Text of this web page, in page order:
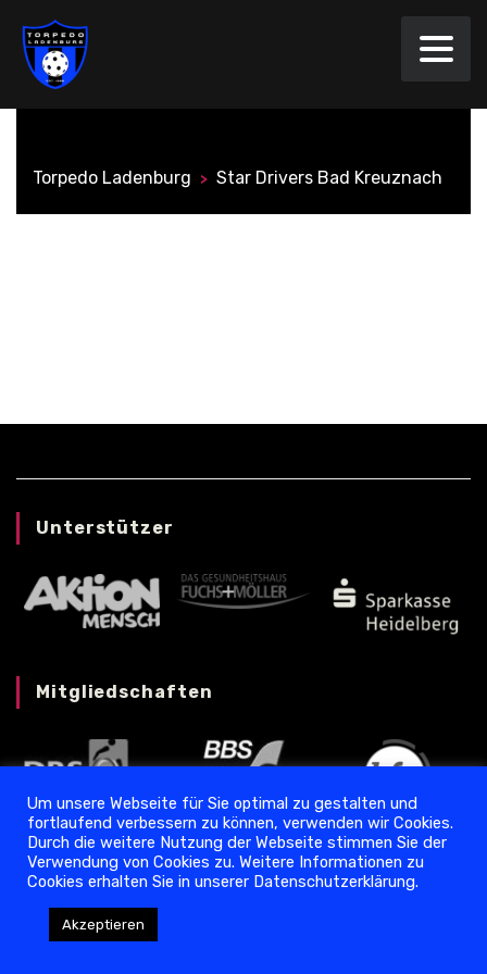
Torpedo Ladenburg > Star Drivers Bad Kreuznach
Unterstützer
Mitgliedschaften
Datenschutz ❘ Impressum
Copyright © 2024 Torpedo Ladenburg
Um unsere Webseite für Sie optimal zu gestalten und
fortlaufend verbessern zu können, verwenden wir Cookies.
Durch die weitere Nutzung der Webseite stimmen Sie der
Verwendung von Cookies zu. Weitere Informationen zu
Cookies erhalten Sie in unserer Datenschutzerklärung.
Akzeptieren